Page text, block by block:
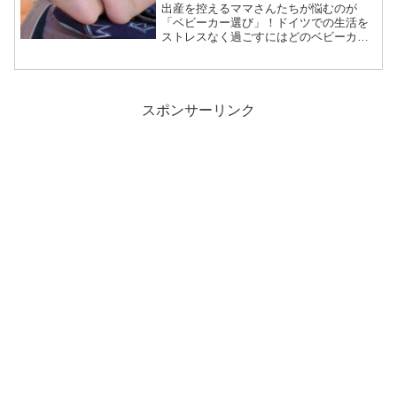
出産を控えるママさんたちが悩むのが
「ベビーカー選び」！ドイツでの生活を
ストレスなく過ごすにはどのベビーカー
スポンサーリンク